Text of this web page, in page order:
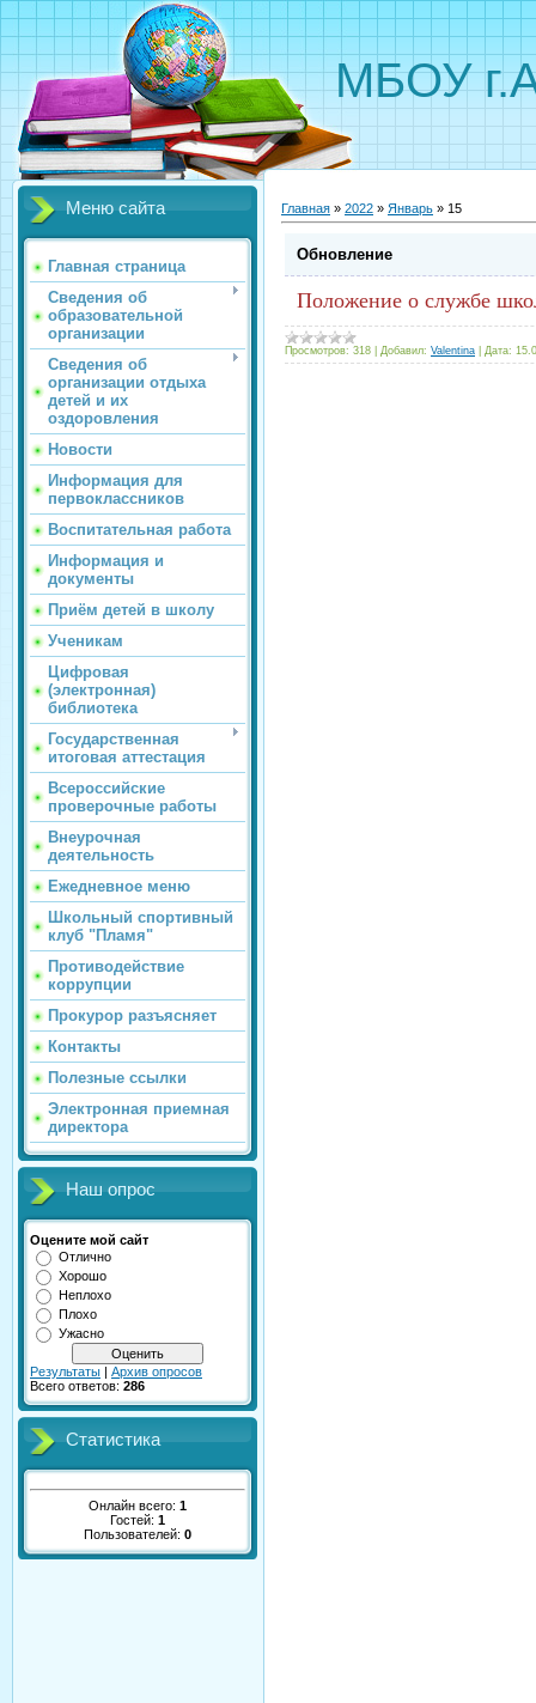
МБОУ
Меню сайта
Главная страница
Сведения об
образовательной
организации
Сведения об
организации отдыха
детей и их
оздоровления
Новости
Информация для
первоклассников
Воспитательная работа
Информация и
документы
Приём детей в школу
Ученикам
Цифровая
(электронная)
библиотека
Государственная
итоговая аттестация
Всероссийские
проверочные работы
Внеурочная
деятельность
Ежедневное меню
Школьный спортивный
клуб "Пламя"
Противодействие
коррупции
Прокурор разъясняет
Контакты
Полезные ссылки
Электронная приемная
директора
Наш опрос
Оцените мой сайт
Отлично
Хорошо
Неплохо
Плохо
Ужасно
Результаты | Архив опросов
Всего ответов: 286
Статистика
Онлайн всего: 1
Гостей: 1
Пользователей: 0
Главная » 2022 » Январь » 15
Обновление
Положение о службе
Просмотров: 318 Добавил: Valentina Дата: